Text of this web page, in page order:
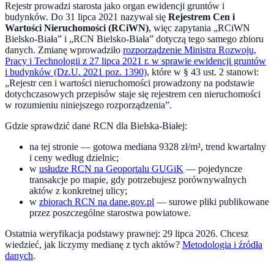
Rejestr prowadzi starosta jako organ ewidencji gruntów i
budynków. Do 31 lipca 2021 nazywał się Rejestrem Cen i
Wartości Nieruchomości (RCiWN), więc zapytania „RCiWN
Bielsko-Biała” i „RCN Bielsko-Biała” dotyczą tego samego zbioru
danych. Zmianę wprowadziło rozporządzenie Ministra Rozwoju,
Pracy i Technologii z 27 lipca 2021 r. w sprawie ewidencji gruntów
i budynków (Dz.U. 2021 poz. 1390), które w § 43 ust. 2 stanowi:
„Rejestr cen i wartości nieruchomości prowadzony na podstawie
dotychczasowych przepisów staje się rejestrem cen nieruchomości
w rozumieniu niniejszego rozporządzenia”.
Gdzie sprawdzić dane RCN dla Bielska-Białej:
na tej stronie — gotowa mediana 9328 zł/m², trend kwartalny
i ceny według dzielnic;
w usłudze RCN na Geoportalu GUGiK — pojedyncze
transakcje po mapie, gdy potrzebujesz porównywalnych
aktów z konkretnej ulicy;
w zbiorach RCN na dane.gov.pl — surowe pliki publikowane
przez poszczególne starostwa powiatowe.
Ostatnia weryfikacja podstawy prawnej: 29 lipca 2026. Chcesz
wiedzieć, jak liczymy medianę z tych aktów? Metodologia i źródła
danych.